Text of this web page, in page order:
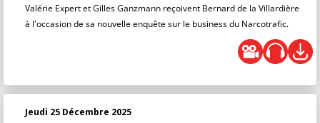
Valérie Expert et Gilles Ganzmann reçoivent Bernard de la Villardière
à l'occasion de sa nouvelle enquête sur le business du Narcotrafic.
Jeudi 25 Décembre 2025